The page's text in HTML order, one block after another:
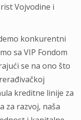
Vojvodine i
konkurentni
sa VIP Fondom
se na ono što
kreditne linije za
za razvoj, naša